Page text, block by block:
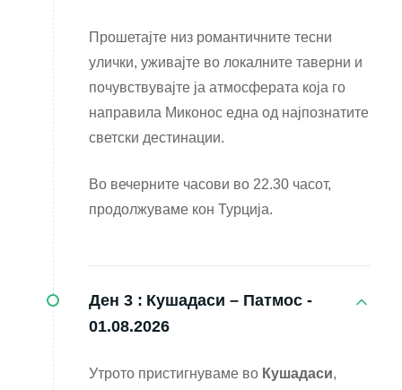
Прошетајте низ романтичните тесни
улички, уживајте во локалните таверни и
почувствувајте ја атмосферата која го
направила Миконос една од најпознатите
светски дестинации.
Во вечерните часови во 22.30 часот,
продолжуваме кон Турција.
Ден 3 : Кушадаси – Патмос -
01.08.2026
Утрото пристигнуваме во Кушадаси,